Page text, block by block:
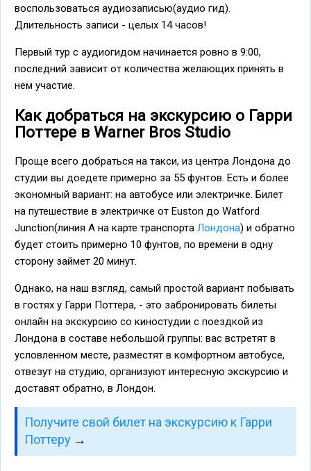
воспользоваться аудиозаписью(аудио гид).
Длительность записи - целых 14 часов!
Первый тур с аудиогидом начинается ровно в 9:00,
последний зависит от количества желающих принять в
нем участие.
Как добраться на экскурсию о Гарри
Поттере в Warner Bros Studio
Проще всего добраться на такси, из центра Лондона до
студии вы доедете примерно за 55 фунтов. Есть и более
экономный вариант: на автобусе или электричке. Билет
на путешествие в электричке от Euston до Watford
Junction(линия А на карте транспорта Лондона) и обратно
будет стоить примерно 10 фунтов, по времени в одну
сторону займет 20 минут.
Однако, на наш взгляд, самый простой вариант побывать
в гостях у Гарри Поттера, - это забронировать билеты
онлайн на экскурсию со киностудии с поездкой из
Лондона в составе небольшой группы: вас встретят в
условленном месте, разместят в комфортном автобусе,
отвезут на студию, организуют интересную экскурсию и
доставят обратно, в Лондон.
Получите свой билет на экскурсию к Гарри
Поттеру →